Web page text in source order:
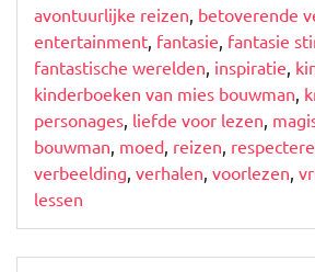
avontuurlijke reizen, betoverende
entertainment, fantasie, fantasie
fantastische werelden, inspiratie,
kinderboeken van mies bouwman,
personages, liefde voor lezen,
bouwman, moed, reizen,
verbeelding, verhalen, voorlezen,
lessen